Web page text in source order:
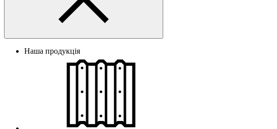
Наша продукція